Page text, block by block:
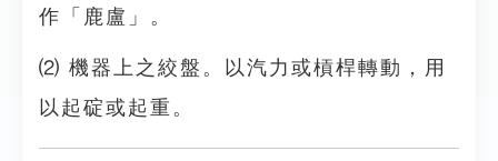
作「鹿盧」。
⑵ 機器上之絞盤。以汽力或槓桿轉動，用
以起碇或起重。